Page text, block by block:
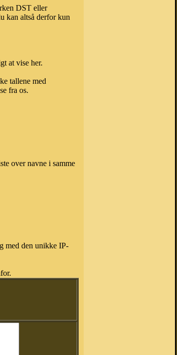
DST eller
kan altså derfor kun
at vise her.
tallene med
fra os.
over navne i samme
med den unikke IP-